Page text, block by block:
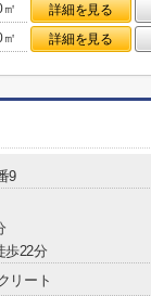
㎡ 詳細を見る
㎡ 詳細を見る
9
歩22分
リート